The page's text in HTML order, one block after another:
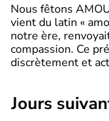
Nous fêtons
vient du latin «
notre ère,
compassion. Ce
discrètement et
jours